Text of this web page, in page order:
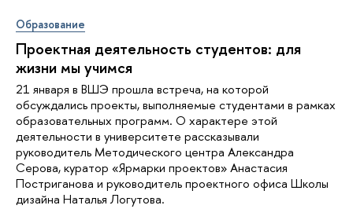
Образование
Проектная деятельность студентов: для
жизни мы учимся
21 января в ВШЭ прошла встреча, на которой
обсуждались проекты, выполняемые студентами в рамках
образовательных программ. О характере этой
деятельности в университете рассказывали
руководитель Методического центра Александра
Серова, куратор «Ярмарки проектов» Анастасия
Постриганова и руководитель проектного офиса Школы
дизайна Наталья Логутова.